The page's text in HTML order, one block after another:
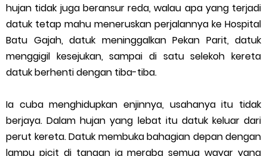
hujan tidak juga beransur reda, walau apa yang terjadi
datuk tetap mahu meneruskan perjalannya ke Hospital
Batu Gajah, datuk meninggalkan Pekan Parit, datuk
menggigil kesejukan, sampai di satu selekoh kereta
datuk berhenti dengan tiba-tiba.
Ia cuba menghidupkan enjinnya, usahanya itu tidak
berjaya. Dalam hujan yang lebat itu datuk keluar dari
perut kereta. Datuk membuka bahagian depan dengan
lampu picit di tangan ia meraba semua wayar yang